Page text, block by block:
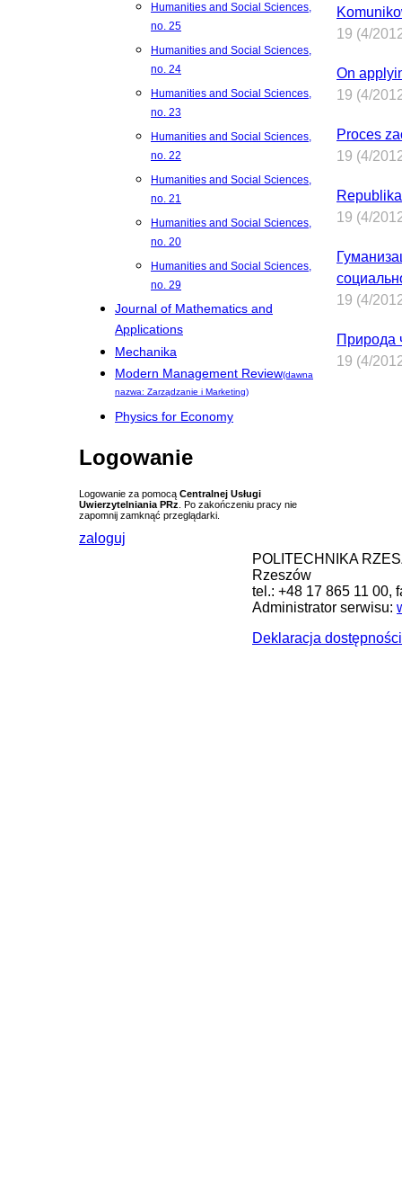
Humanities and Social Sciences,
no. 25
Humanities and Social Sciences,
no. 24
Humanities and Social Sciences,
no. 23
Humanities and Social Sciences,
no. 22
Humanities and Social Sciences,
no. 21
Humanities and Social Sciences,
no. 20
Humanities and Social Sciences,
no. 29
Journal of Mathematics and
Applications
Mechanika
Modern Management Review(dawna
nazwa: Zarządzanie i Marketing)
Physics for Economy
Logowanie
Logowanie za pomocą Centralnej Usługi
Uwierzytelniania PRz . Po zakończeniu pracy nie
zapomnij zamknąć przeglądarki.
zaloguj
19 (4/
On
19 (4/
Proces
19 (4/
19 (4/
19 (4/
Природа
19 (4/
POLITECHNIKA
Rzeszów
tel.: +48 17 865 11 00,
Administrator serwisu:
Deklaracja dostępności